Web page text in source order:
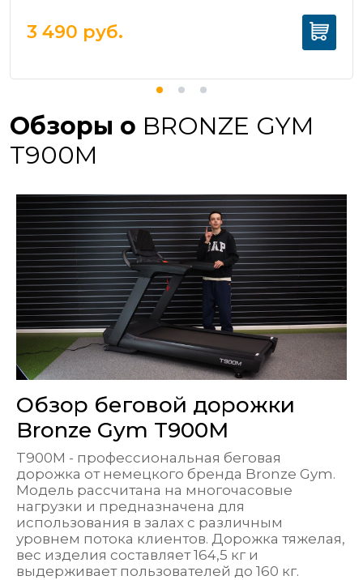
3 490 руб.
Обзоры о BRONZE GYM
T900M
Обзор беговой дорожки
Bronze Gym T900M
T900M - профессиональная беговая
дорожка от немецкого бренда Bronze Gym.
Модель рассчитана на многочасовые
нагрузки и предназначена для
использования в залах с различным
уровнем потока клиентов. Дорожка тяжелая,
вес изделия составляет 164,5 кг и
выдерживает пользователей до 160 кг.